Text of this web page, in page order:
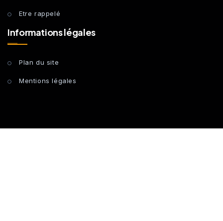
Etre rappelé
Informations légales
Plan du site
Mentions légales